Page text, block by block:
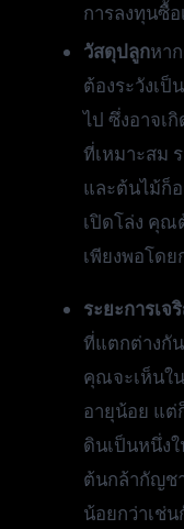
การลงทุนซื้
วัสดุปลูกหา
ต้องระวังเป็
ไป ซึ่งอาจเ
ที่เหมาะสม
และต้นไม้ก็
เปิดโล่ง คุณ
เพียงพอโด
ระยะการเจ
ที่แตกต่างกั
คุณจะเห็นใ
อายุน้อย แต่
ดินเป็นหนึ่ง
ต้นกล้ากัญช
น้อยกว่าเช่